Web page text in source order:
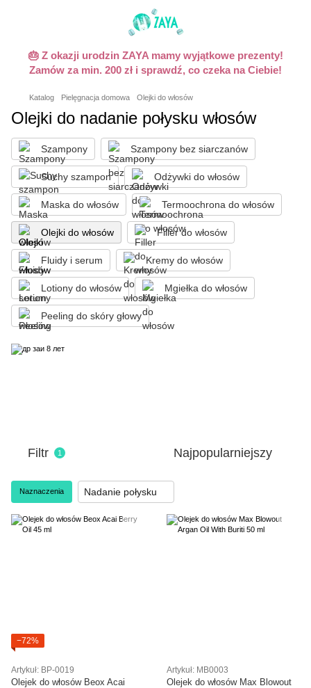
🎂 Z okazji urodzin ZAYA mamy wyjątkowe prezenty!
Zamów za min. 200 zł i sprawdź, co czeka na Ciebie!
Katalog Pielęgnacja domowa Olejki do włosów
Olejki do nadanie połysku włosów
Szampony Szampony bez siarczanów
Suchy szampon Odżywki do włosów
Maska do włosów Termoochrona do włosów
Olejki do włosów Filler do włosów
Fluidy i serum Kremy do włosów
Lotiony do włosów Mgiełka do włosów
Peeling do skóry głowy
Filtr 1 Najpopularniejszy
Naznaczenia Nadanie połysku
−72%
Artykuł: BP-0019
Olejek do włosów Beox Acai
Artykuł: MB0003
Olejek do włosów Max Blowout